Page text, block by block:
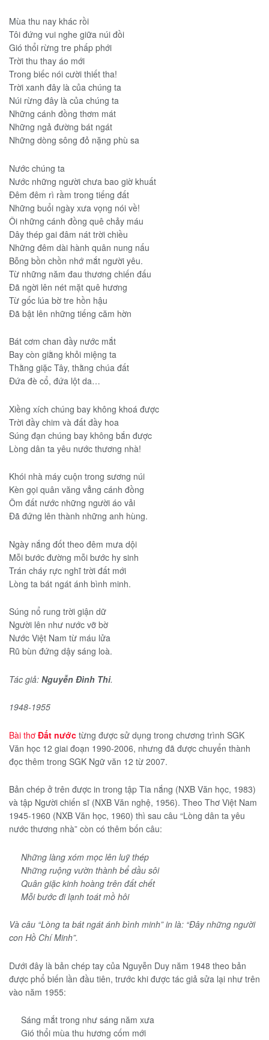
Mùa thu nay khác rồi
Tôi đứng vui nghe giữa núi đồi
Gió thổi rừng tre phấp phới
Trời thu thay áo mới
Trong biếc nói cười thiết tha!
Trời xanh đây là của chúng ta
Núi rừng đây là của chúng ta
Những cánh đồng thơm mát
Những ngả đường bát ngát
Những dòng sông đỏ nặng phù sa
Nước chúng ta
Nước những người chưa bao giờ khuất
Ðêm đêm rì rầm trong tiếng đất
Những buổi ngày xưa vọng nói về!
Ôi những cánh đồng quê chảy máu
Dây thép gai đâm nát trời chiều
Những đêm dài hành quân nung nấu
Bỗng bồn chồn nhớ mắt người yêu.
Từ những năm đau thương chiến đấu
Ðã ngời lên nét mặt quê hương
Từ gốc lúa bờ tre hồn hậu
Ðã bật lên những tiếng căm hờn
Bát cơm chan đầy nước mắt
Bay còn giằng khỏi miệng ta
Thằng giặc Tây, thằng chúa đất
Ðứa đè cổ, đứa lột da…
Xiềng xích chúng bay không khoá được
Trời đầy chim và đất đầy hoa
Súng đạn chúng bay không bắn được
Lòng dân ta yêu nước thương nhà!
Khói nhà máy cuộn trong sương núi
Kèn gọi quân văng vẳng cánh đồng
Ôm đất nước những người áo vải
Ðã đứng lên thành những anh hùng.
Ngày nắng đốt theo đêm mưa dội
Mỗi bước đường mỗi bước hy sinh
Trán cháy rực nghĩ trời đất mới
Lòng ta bát ngát ánh bình minh.
Súng nổ rung trời giận dữ
Người lên như nước vỡ bờ
Nước Việt Nam từ máu lửa
Rũ bùn đứng dậy sáng loà.
Tác giả: Nguyễn Đình Thi.
1948-1955
Bài thơ Đất nước từng được sử dụng trong chương trình SGK
Văn học 12 giai đoạn 1990-2006, nhưng đã được chuyển thành
đọc thêm trong SGK Ngữ văn 12 từ 2007.
Bản chép ở trên được in trong tập Tia nắng (NXB Văn học, 1983)
và tập Người chiến sĩ (NXB Văn nghệ, 1956). Theo Thơ Việt Nam
1945-1960 (NXB Văn học, 1960) thì sau câu “Lòng dân ta yêu
nước thương nhà” còn có thêm bốn câu:
Những làng xóm mọc lên luỹ thép
Những ruộng vườn thành bể dầu sôi
Quân giặc kinh hoàng trên đất chết
Mỗi bước đi lạnh toát mồ hôi
Và câu “Lòng ta bát ngát ánh bình minh” in là: “Đây những người
con Hồ Chí Minh”.
Dưới đây là bản chép tay của Nguyễn Duy năm 1948 theo bản
được phổ biến lần đầu tiên, trước khi được tác giả sửa lại như trên
vào năm 1955:
Sáng mắt trong như sáng năm xưa
Gió thổi mùa thu hương cốm mới